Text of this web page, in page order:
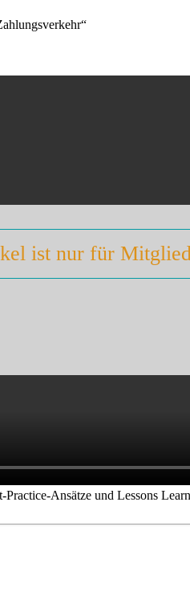
ist nur für
Ansätze und Lessons